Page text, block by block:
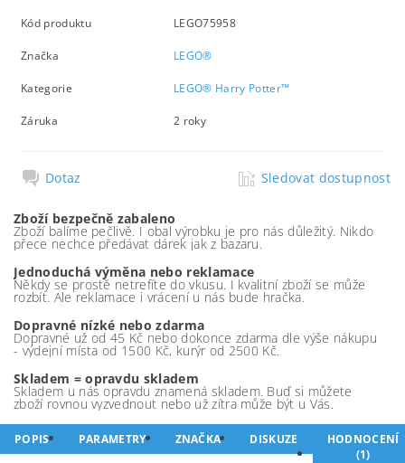
Kód produktu LEGO75958
Značka LEGO®
Kategorie LEGO® Harry Potter™
Záruka 2 roky
Dotaz Sledovat dostupnost
Zboží bezpečně zabaleno
Zboží balíme pečlivě. I obal výrobku je pro nás důležitý. Nikdo
přece nechce předávat dárek jak z bazaru.
Jednoduchá výměna nebo reklamace
Někdy se prostě netrefíte do vkusu. I kvalitní zboží se může
rozbít. Ale reklamace i vrácení u nás bude hračka.
Dopravné nízké nebo zdarma
Dopravné už od 45 Kč nebo dokonce zdarma dle výše nákupu
- výdejní místa od 1500 Kč, kurýr od 2500 Kč.
Skladem = opravdu skladem
Skladem u nás opravdu znamená skladem. Buď si můžete
zboží rovnou vyzvednout nebo už zítra může být u Vás.
POPIS PARAMETRY ZNAČKA DISKUZE
HODNOCENÍ
(1)